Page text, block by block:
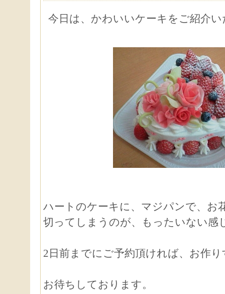
今日は、かわいいケーキをご紹介
ハートのケーキに、マジパンで、お
切ってしまうのが、もったいない感
2日前までにご予約頂ければ、お作
お待ちしております。